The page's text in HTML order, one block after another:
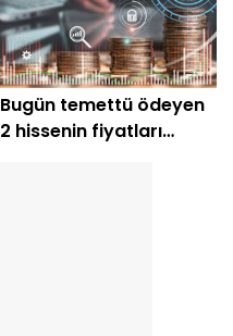
Bugün temettü ödeyen
2 hissenin fiyatları